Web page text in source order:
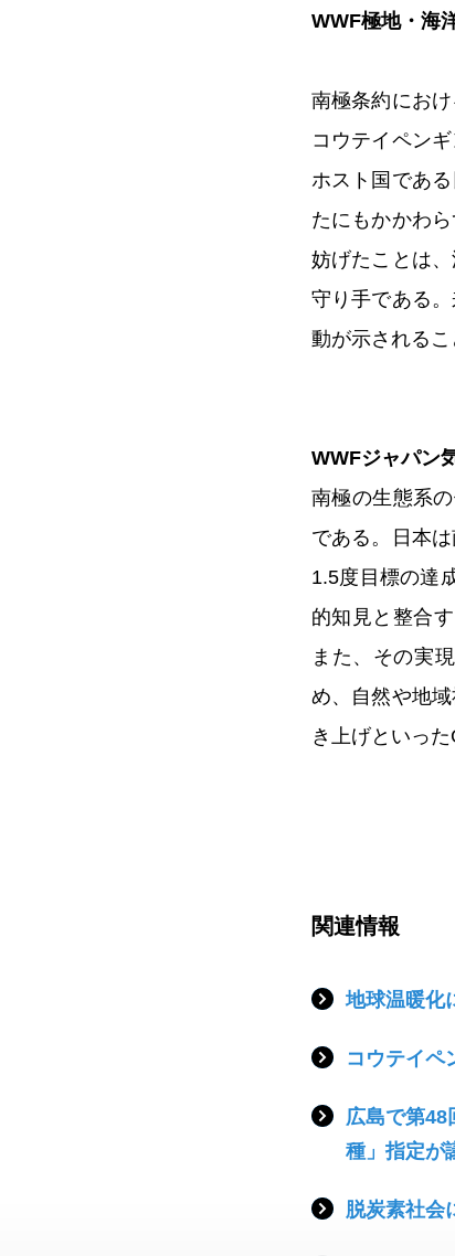
WWF極地・海
南極条約にお
コウテイペン
ホスト国であ
たにもかかわ
妨げたことは
守り手である
動が示されるこ
WWFジャパン
南極の生態系
である。日本
1.5度目標の達
的知見と整合
また、その実
め、自然や地
き上げといっ
関連情報
地球温暖化
コウテイ
広島で第48
種」指定が
脱炭素社会